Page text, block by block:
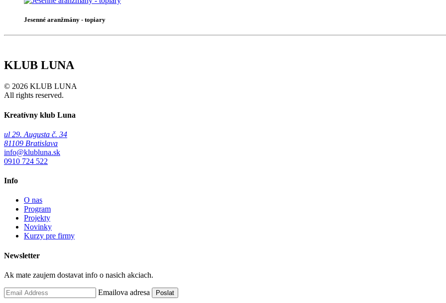
Jesenné aranžmány - topiary
KLUB LUNA
© 2026 KLUB LUNA
All rights reserved.
Kreatívny klub Luna
ul 29. Augusta č. 34
81109 Bratislava
info@klubluna.sk
0910 724 522
Info
O nas
Program
Projekty
Novinky
Kurzy pre firmy
Newsletter
Ak mate zaujem dostavat info o nasich akciach.
Emailova adresa